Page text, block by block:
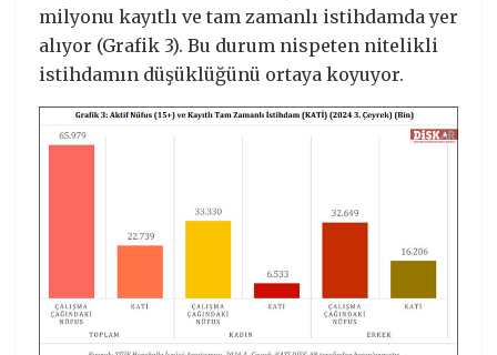
milyonu kayıtlı ve tam zamanlı istihdamda yer
alıyor (Grafik 3). Bu durum nispeten nitelikli
istihdamın düşüklüğünü ortaya koyuyor.